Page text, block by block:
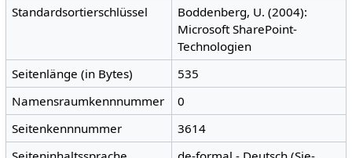
Standardsortierschlüssel
Boddenberg, U. (2004):
Microsoft SharePoint-
Technologien
Seitenlänge (in Bytes)
535
Namensraumkennnummer
0
Seitenkennnummer
3614